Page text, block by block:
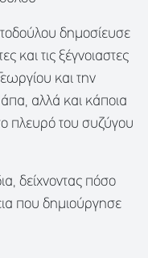
δημοσίευσε
και τις ξέγνοιαστες
και την
αλλά και κάποια
πλευρό του συζύγου
δείχνοντας πόσο
που δημιούργησε